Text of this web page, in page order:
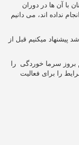
با آن ها در دوران
نداده اند، می دانیم
پیشنهاد میکنیم قبل از
بروز سرما خوردگی را
را برای فعالیت